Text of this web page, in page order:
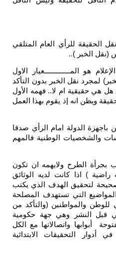
العام المتلقي
)
..
الاول
الخبر بدون التأكد
ام لا.. فهمه الأول
إذ يقوم بهذا العمل
امام الرأي صدقا
الوطنية فالمهم
ولايهمه ان تكون
كانت لديه الوثائق
الهدف الذي يكتب
تستهدف المصلحة
(والتأكد من
وهي جهة حكومية
واتصالاتها مع الكل
الابتدائية